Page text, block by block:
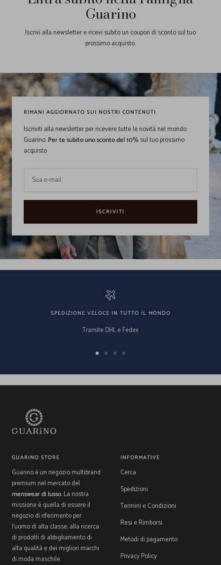
Guarino
Iscrivi alla newsletter e ricevi subito un coupon di sconto sul tuo
prossimo acquisto.
RIMANI AGGIORNATO SUI NOSTRI CONTENUTI
Iscriviti alla newsletter per ricevere tutte le novità nel mondo
Guarino.Per te subito uno sconto del 10%sul tuo prossimo
acquisto
Sua e-mail
ISCRIVITI
SPEDIZIONE VELOCE IN TUTTO IL MONDO
Tramite DHL e Fedex
Vai Vai Vai Vai
GUARINO STORE
Guarino è un negozio multibrand
premium nel mercato del
menswear di lusso. La nostra
missione è quella di essere il
negozio di riferimento per
l'uomo di alta classe, alla ricerca
di prodotti di abbigliamento di
alta qualità e dei migliori marchi
di moda maschile.
INFORMATIVE
Cerca
Spedizioni
Termini e Condizioni
Resi e Rimborsi
Metodi di pagamento
Privacy Policy